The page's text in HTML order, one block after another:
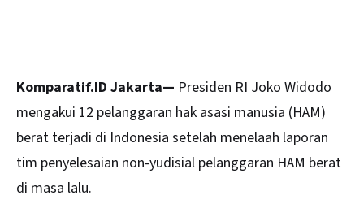
Komparatif.ID Jakarta— Presiden RI Joko Widodo
mengakui 12 pelanggaran hak asasi manusia (HAM)
berat terjadi di Indonesia setelah menelaah laporan
tim penyelesaian non-yudisial pelanggaran HAM berat
di masa lalu.